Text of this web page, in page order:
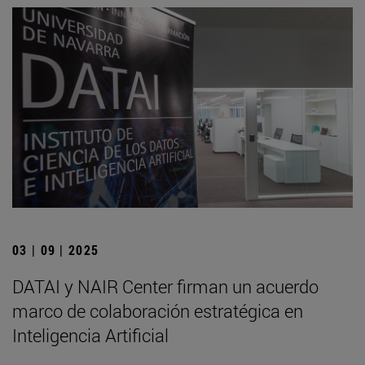
03 | 09 | 2025
DATAI y NAIR Center firman un acuerdo
marco de colaboración estratégica en
Inteligencia Artificial